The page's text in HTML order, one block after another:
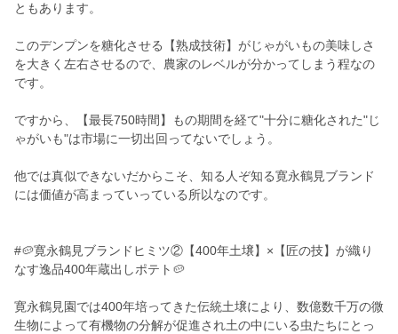
ともあります。
このデンプンを糖化させる【熟成技術】がじゃがいもの美味しさ
を大きく左右させるので、農家のレベルが分かってしまう程なの
です。
ですから、【最長750時間】もの期間を経て"十分に糖化された"じ
ゃがいも"は市場に一切出回ってないでしょう。
他では真似できないだからこそ、知る人ぞ知る寛永鶴見ブランド
には価値が高まっていっている所以なのです。
#🥔寛永鶴見ブランドヒミツ②【400年土壌】×【匠の技】が織り
なす逸品400年蔵出しポテト🥔
寛永鶴見園では400年培ってきた伝統土壌により、数億数千万の微
生物によって有機物の分解が促進され土の中にいる虫たちにとっ